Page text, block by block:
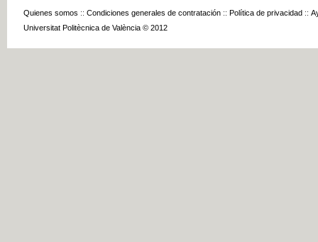
Quienes somos :: Condiciones generales de contratación :: Política de privacidad ::
Universitat Politècnica de València © 2012